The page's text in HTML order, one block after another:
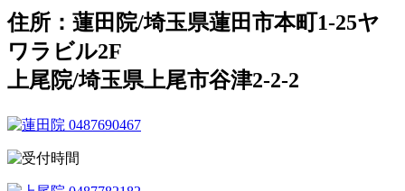
住所：蓮田院/埼玉県蓮田市本町1-25ヤ
ワラビル2F
上尾院/埼玉県上尾市谷津2-2-2